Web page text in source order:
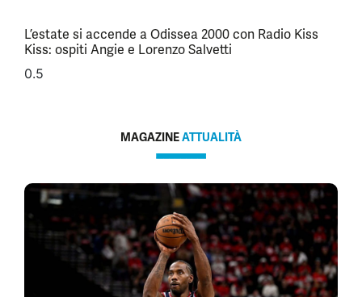
L’estate si accende a Odissea 2000 con Radio Kiss
Kiss: ospiti Angie e Lorenzo Salvetti
MAGAZINEATTUALITÀ